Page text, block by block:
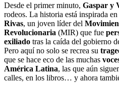
Desde el primer minuto, Gaspar y
rodeos. La historia está inspirada
Rivas, un joven líder del
Revolucionaria (MIR) que fue
exiliado tras la caída del gobierno
Pero aquí no solo se recrea su
que se hace eco de las muchas
América Latina, las que aún
calles, en los libros… y ahora